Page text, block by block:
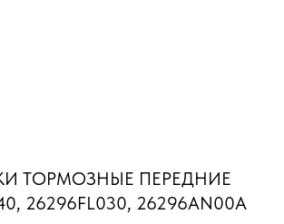
ТОРМОЗНЫЕ ПЕРЕДНИЕ
26296FL030, 26296AN00A